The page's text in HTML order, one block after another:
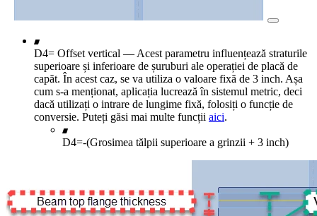
D4= Offset vertical — Acest parametru influențează straturile
superioare și inferioare de șuruburi ale operației de placă de
capăt. În acest caz, se va utiliza o valoare fixă de 3 inch. Așa
cum s-a menționat, aplicația lucrează în sistemul metric, deci
dacă utilizați o intrare de lungime fixă, folosiți o funcție de
conversie. Puteți găsi mai multe funcții aici.
D4=-(Grosimea tălpii superioare a grinzii + 3 inch)